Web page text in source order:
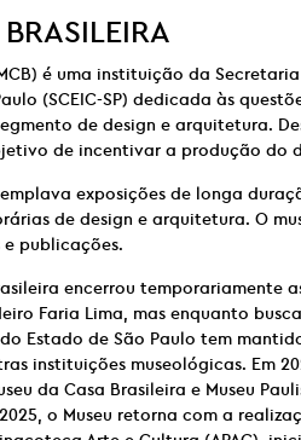
é uma instituição da
(SCEIC-SP) dedicada às
de design e arquitetura.
de incentivar a produção do
exposições de longa
de design e arquitetura. O
publicações.
encerrou temporariamente
Faria Lima, mas enquanto
Estado de São Paulo tem
instituições museológicas. Em
da Casa Brasileira e Museu
o Museu retorna com a